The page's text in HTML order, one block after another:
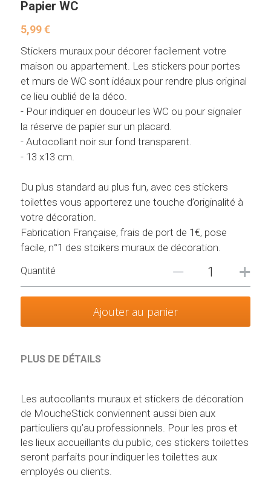
Contact
Ecrans d'urinoir - Test et Avis
Laver WC et Urinoirs par étapes
Bien Choisir son nettoyant WC
Mauvaises Idées Nettoyage
Education enfant propre
Produits ménagers acides
Découvrir le Nudge
Punaise de lit toilettes
Des stickers pour ou ?
Histoire des écrans d'urinoirs
Décorer vos WC avec des plantes
Papier WC
5,99 €
Stickers muraux pour décorer facilement votre
maison ou appartement. Les stickers pour portes
et murs de WC sont idéaux pour rendre plus original
ce lieu oublié de la déco.
- Pour indiquer en douceur les WC ou pour signaler
la réserve de papier sur un placard.
- Autocollant noir sur fond transparent.
- 13 x13 cm.
Du plus standard au plus fun, avec ces stickers
toilettes vous apporterez une touche d’originalité à
votre décoration.
Fabrication Française, frais de port de 1€, pose
facile, n°1 des stcikers muraux de décoration.
Quantité
Ajouter au panier
PLUS DE DÉTAILS
Les autocollants muraux et stickers de décoration
de MoucheStick conviennent aussi bien aux
particuliers qu’au professionnels. Pour les pros et
les lieux accueillants du public, ces stickers toilettes
seront parfaits pour indiquer les toilettes aux
employés ou clients.